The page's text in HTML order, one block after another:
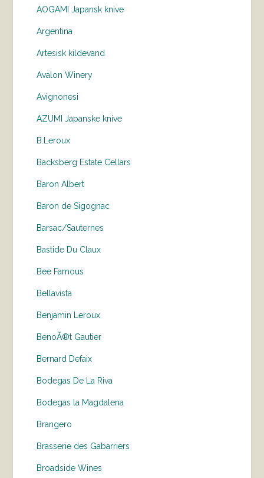
AOGAMI Japansk knive
Argentina
Artesisk kildevand
Avalon Winery
Avignonesi
AZUMI Japanske knive
B.Leroux
Backsberg Estate Cellars
Baron Albert
Baron de Sigognac
Barsac/Sauternes
Bastide Du Claux
Bee Famous
Bellavista
Benjamin Leroux
BenoÃ®t Gautier
Bernard Defaix
Bodegas De La Riva
Bodegas la Magdalena
Brangero
Brasserie des Gabarriers
Broadside Wines